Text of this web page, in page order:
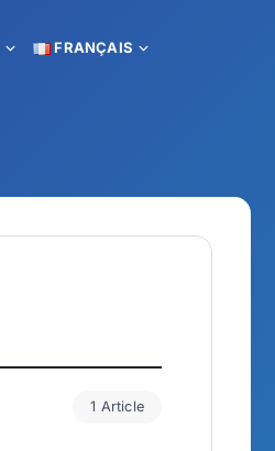
FRANÇAIS
1 Article